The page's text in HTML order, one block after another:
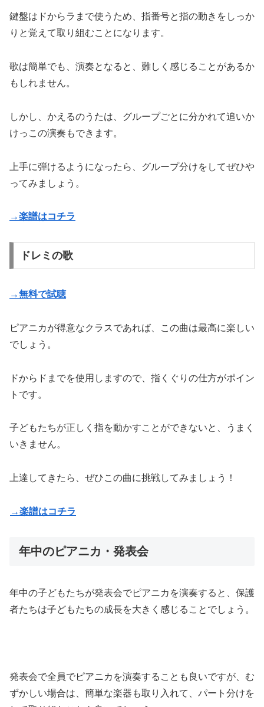
鍵盤はドからラまで使うため、指番号と指の動きをしっか
りと覚えて取り組むことになります。
歌は簡単でも、演奏となると、難しく感じることがあるか
もしれません。
しかし、かえるのうたは、グループごとに分かれて追いか
けっこの演奏もできます。
上手に弾けるようになったら、グループ分けをしてぜひや
ってみましょう。
→楽譜はコチラ
ドレミの歌
→無料で試聴
ピアニカが得意なクラスであれば、この曲は最高に楽しい
でしょう。
ドからドまでを使用しますので、指くぐりの仕方がポイン
トです。
子どもたちが正しく指を動かすことができないと、うまく
いきません。
上達してきたら、ぜひこの曲に挑戦してみましょう！
→楽譜はコチラ
年中のピアニカ・発表会
年中の子どもたちが発表会でピアニカを演奏すると、保護
者たちは子どもたちの成長を大きく感じることでしょう。
発表会で全員でピアニカを演奏することも良いですが、む
ずかしい場合は、簡単な楽器も取り入れて、パート分けを